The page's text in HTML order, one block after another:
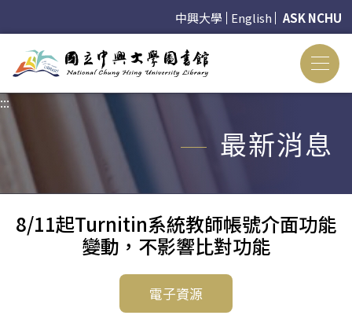
中興大學 English ASK NCHU
:::
最新消息
8/11起Turnitin系統教師帳號介面功能
變動，不影響比對功能
電子資源